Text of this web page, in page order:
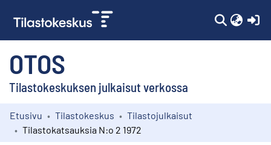
OTOS
Tilastokeskuksen julkaisut verkossa
Kokoelmat
Etusivu Tilastokeskus
Tilastojulkaisut
Tilastokatsauksia N:o 2 1972